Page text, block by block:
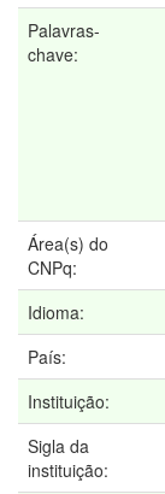
Palavras-
chave:
Área(s) do
CNPq:
Idioma:
País:
Instituição:
Sigla da
instituição: